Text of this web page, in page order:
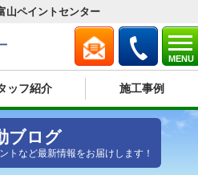
MENU
山ペイントセンター
ッフ紹介 施工事例
ブログ
トなど最新情報をお届けします！